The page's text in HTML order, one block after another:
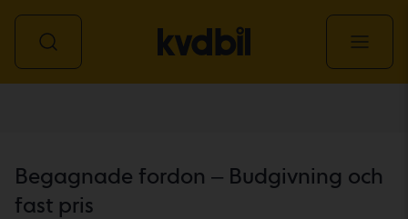
Begagnade fordon – Budgivning och
fast pris